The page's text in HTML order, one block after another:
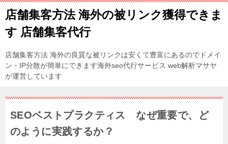
店舗集客方法 海外の被リンク獲得できま
す 店舗集客代行
店舗集客方法 海外の良質な被リンクは安くて豊富にあるのでドメイ
ン・IP分散が簡単にできます海外seo代行サービス web解析マサヤ
が運営しています
SEOベストプラクティス なぜ重要で、ど
のように実践するか？